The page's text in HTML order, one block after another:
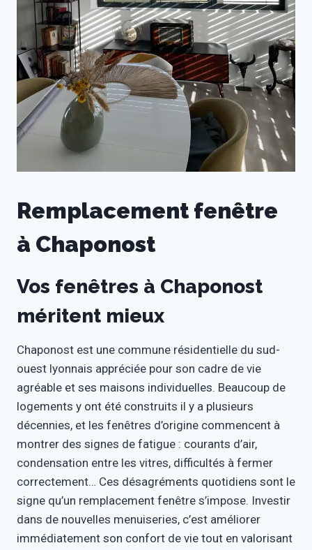
Remplacement fenêtre
à Chaponost
Vos fenêtres à Chaponost
méritent mieux
Chaponost est une commune résidentielle du sud-
ouest lyonnais appréciée pour son cadre de vie
agréable et ses maisons individuelles. Beaucoup de
logements y ont été construits il y a plusieurs
décennies, et les fenêtres d’origine commencent à
montrer des signes de fatigue : courants d’air,
condensation entre les vitres, difficultés à fermer
correctement… Ces désagréments quotidiens sont le
signe qu’un remplacement fenêtre s’impose. Investir
dans de nouvelles menuiseries, c’est améliorer
immédiatement son confort de vie tout en valorisant